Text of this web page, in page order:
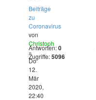
Beiträge
zu
Coronavirus
von
Christoph
»
Do
12.
Mär
2020,
22:40
Antworten:0
Zugriffe:5096